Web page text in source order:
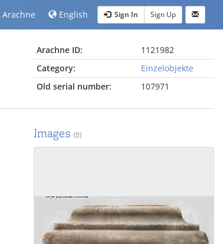
English Sign In Sign Up
Arachne ID:
1121982
Category:
Einzelobjekte
Old serial number:
107971
Images (5)